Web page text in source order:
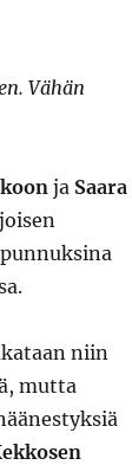
Vähän
ja Saara
niin
mutta